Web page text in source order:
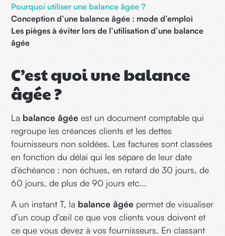
Pourquoi utiliser une balance âgée ?
Conception d’une balance âgée : mode d’emploi
Les pièges à éviter lors de l’utilisation d’une balance
âgée
C’est quoi une balance
âgée ?
La balance âgée est un document comptable qui
regroupe les créances clients et les dettes
fournisseurs non soldées. Les factures sont classées
en fonction du délai qui les sépare de leur date
d’échéance : non échues, en retard de 30 jours, de
60 jours, de plus de 90 jours etc...
A un instant T, la balance âgée permet de visualiser
d’un coup d’œil ce que vos clients vous doivent et
ce que vous devez à vos fournisseurs. En classant